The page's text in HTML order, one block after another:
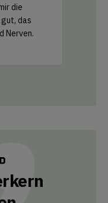
die
das
Nerven.